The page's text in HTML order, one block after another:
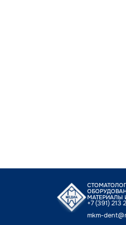
МАТЕРИАЛЫ
+7 (391) 213
mkm-